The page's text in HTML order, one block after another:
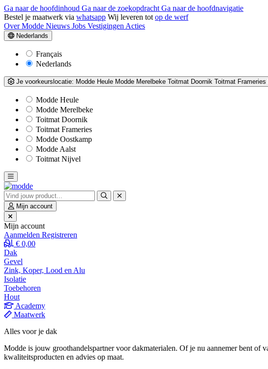
Ga naar de hoofdinhoud Ga naar de zoekopdracht Ga naar de hoofdnavigatie
Bestel je maatwerk via whatsapp Wij leveren tot op de werf
Over Modde Nieuws Jobs Vestigingen Acties
Nederlands
Français
Nederlands
Je voorkeurslocatie: Modde Heule Modde Merelbeke Toitmat Doornik Toitmat Frameries
Modde Heule
Modde Merelbeke
Toitmat Doornik
Toitmat Frameries
Modde Oostkamp
Modde Aalst
Toitmat Nijvel
Mijn account
Mijn account
Aanmelden Registreren
€ 0,00
Dak
Gevel
Zink, Koper, Lood en Alu
Isolatie
Toebehoren
Hout
Academy
Maatwerk
Alles voor je dak
Modde is jouw groothandelspartner voor dakmaterialen. Of je nu aannemer bent of
kwaliteitsproducten en advies op maat.